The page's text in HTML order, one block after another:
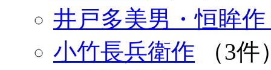
井戸多美男・恒眸
小竹長兵衛作 （3件